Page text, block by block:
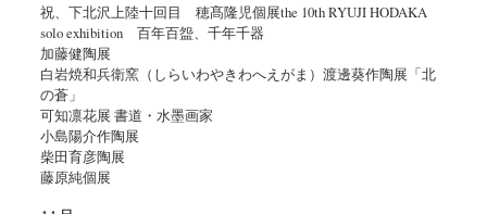
祝、下北沢上陸十回目 穂髙隆児個展the 10th RYUJI HODAKA
solo exhibition 百年百盌、千年千器
加藤健陶展
白岩焼和兵衛窯（しらいわやきわへえがま）渡邊葵作陶展「北
の蒼」
可知凛花展 書道・水墨画家
小島陽介作陶展
柴田育彦陶展
藤原純個展